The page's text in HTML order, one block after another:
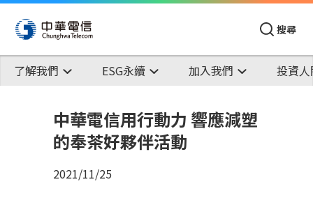
搜尋
了解我們 ESG永續 加入我們 投資
中華電信用行動力 響應減塑
的奉茶好夥伴活動
2021/11/25